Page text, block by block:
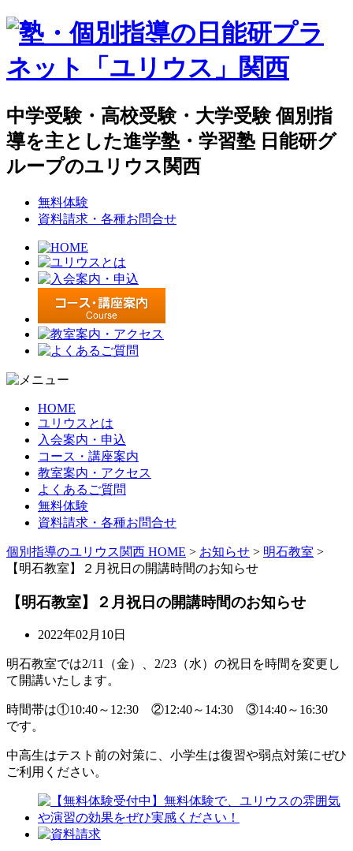
中学受験・高校受験・大学受験 個別指
導を主とした進学塾・学習塾 日能研グ
ループのユリウス関西
無料体験
資料請求・各種お問合せ
HOME
ユリウスとは
入会案内・申込
コース・講座案内
教室案内・アクセス
よくあるご質問
無料体験
資料請求・各種お問合せ
個別指導のユリウス関西 HOME > お知らせ > 明石教室 >
【明石教室】２月祝日の開講時間のお知らせ
【明石教室】２月祝日の開講時間のお知らせ
2022年02月10日
明石教室では2/11（金）、2/23（水）の祝日 を時間を変更し
て開講いたします。
時間帯は①10:40～12:30 ②12:40～14:30 ③14:40～16:30
です。
中高生はテスト前の対策に、小学生は復習や弱点対策にぜひ
ご利用ください。